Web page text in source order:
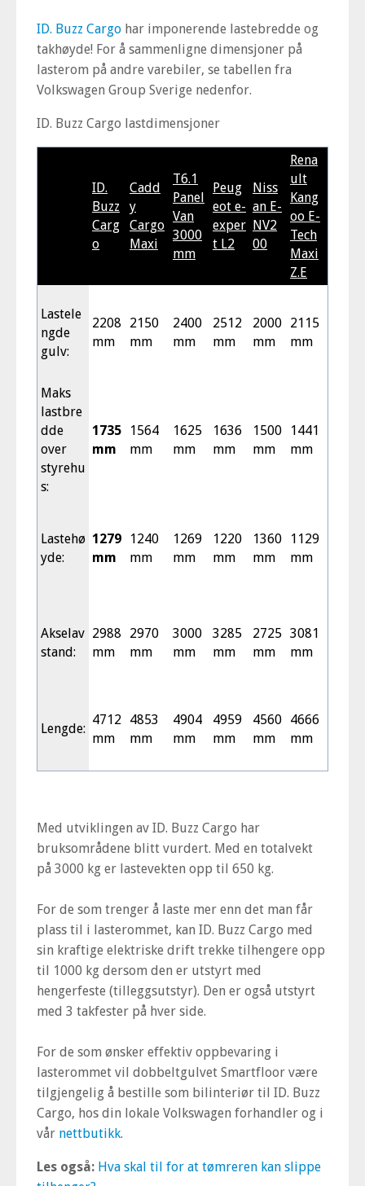
ID. Buzz Cargo har imponerende lastebredde og
takhøyde! For å sammenligne dimensjoner på
lasterom på andre varebiler, se tabellen fra
Volkswagen Group Sverige nedenfor.
ID. Buzz Cargo lastdimensjoner
ID.
Buzz
Carg
o
Cadd
y
Cargo
Maxi
T6.1
Panel
Van
3000
mm
Peug
eot e-
exper
t L2
Niss
an E-
NV2
00
Rena
ult
Kang
oo E-
Tech
Maxi
Z.E
Lastele
ngde
gulv:
2208
mm
2150
mm
2400
mm
2512
mm
2000
mm
2115
mm
Maks
lastbre
dde
over
styrehu
s:
1735
mm
1564
mm
1625
mm
1636
mm
1500
mm
1441
mm
Lastehø
yde:
1279
mm
1240
mm
1269
mm
1220
mm
1360
mm
1129
mm
Akselav
stand:
2988
mm
2970
mm
3000
mm
3285
mm
2725
mm
3081
mm
Lengde:
4712
mm
4853
mm
4904
mm
4959
mm
4560
mm
4666
mm
Med utviklingen av ID. Buzz Cargo har
bruksområdene blitt vurdert. Med en totalvekt
på 3000 kg er lastevekten opp til 650 kg.
For de som trenger å laste mer enn det man får
plass til i lasterommet, kan ID. Buzz Cargo med
sin kraftige elektriske drift trekke tilhengere opp
til 1000 kg dersom den er utstyrt med
hengerfeste (tilleggsutstyr). Den er også utstyrt
med 3 takfester på hver side.
For de som ønsker effektiv oppbevaring i
lasterommet vil dobbeltgulvet Smartfloor være
tilgjengelig å bestille som bilinteriør til ID. Buzz
Cargo, hos din lokale Volkswagen forhandler og i
vår nettbutikk.
Les også: Hva skal til for at tømreren kan slippe